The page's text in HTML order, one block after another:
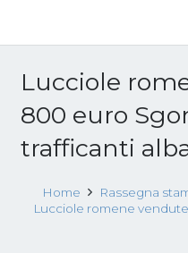
Lucciole
800 euro
trafficanti
Home Rassegna
Lucciole romene